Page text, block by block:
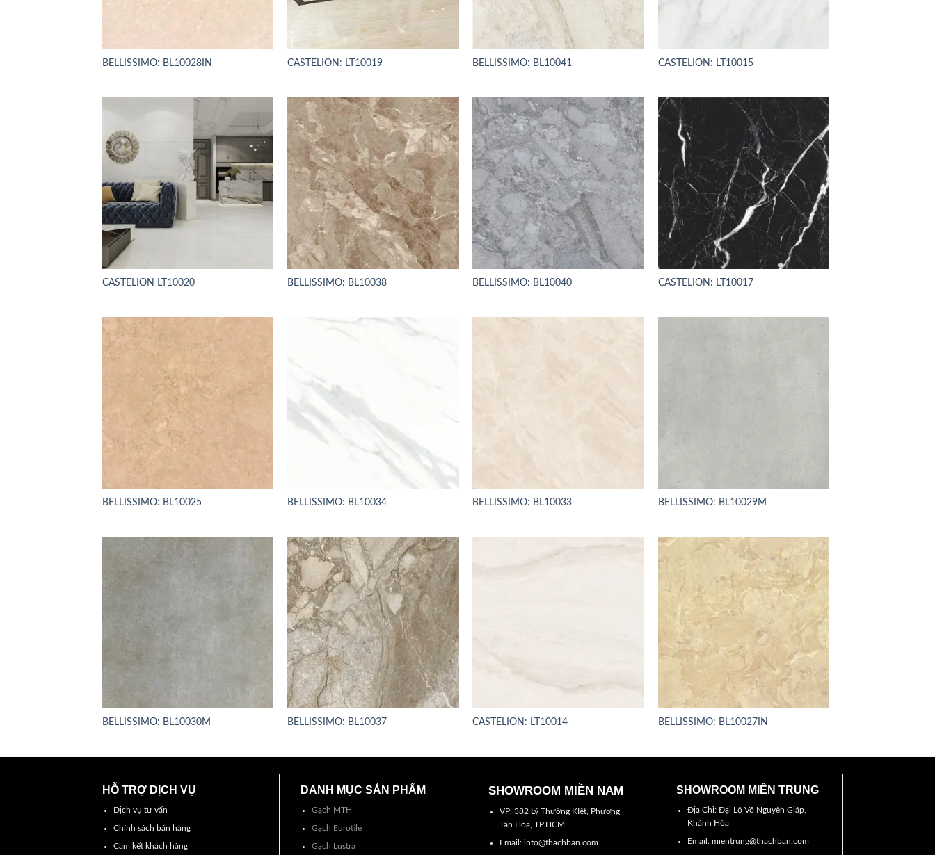
BELLISSIMO: BL10028IN CASTELION: LT10019 BELLISSIMO: BL10041 CASTELION: LT10015
CASTELION LT10020 BELLISSIMO: BL10038 BELLISSIMO: BL10040 CASTELION: LT10017
BELLISSIMO: BL10025 BELLISSIMO: BL10034 BELLISSIMO: BL10033 BELLISSIMO: BL10029M
BELLISSIMO: BL10030M BELLISSIMO: BL10037 CASTELION: LT10014 BELLISSIMO: BL10027IN
HỖ TRỢ DỊCH VỤ
Dịch vụ tư vấn
Chính sách bán hàng
Cam kết khách hàng
DANH MỤC SẢN PHẨM
Gạch MTH
Gạch Eurotile
Gạch Lustra
SHOWROOM MIỀN NAM
VP: 382 Lý Thường KIệt, Phương
Tân Hòa, TP.HCM
Email: info@thachban.com
SHOWROOM MIÊN TRUNG
Địa Chỉ: Đại Lộ Võ Nguyên Giáp,
Khánh Hòa
Email: mientrung@thachban.com